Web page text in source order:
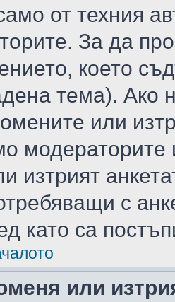
от техния
За да
което
тема). Ако
или
изтрият
с
като са
или